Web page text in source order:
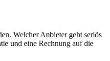
Welcher Anbieter geht seriös
und eine Rechnung auf die